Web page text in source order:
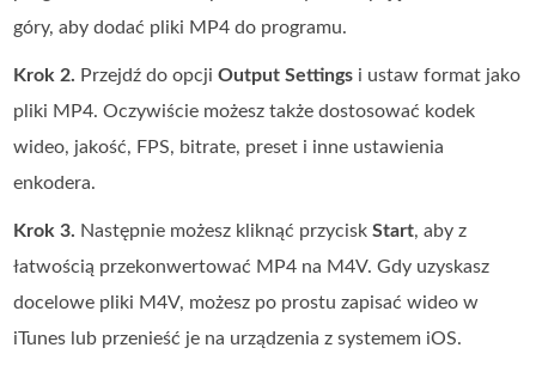
góry, aby dodać pliki MP4 do programu.
Krok 2. Przejdź do opcjiOutput Settings i ustaw format jako
pliki MP4. Oczywiście możesz także dostosować kodek
wideo, jakość, FPS, bitrate, preset i inne ustawienia
enkodera.
Krok 3. Następnie możesz kliknąć przyciskStart, aby z
łatwością przekonwertować MP4 na M4V. Gdy uzyskasz
docelowe pliki M4V, możesz po prostu zapisać wideo w
iTunes lub przenieść je na urządzenia z systemem iOS.